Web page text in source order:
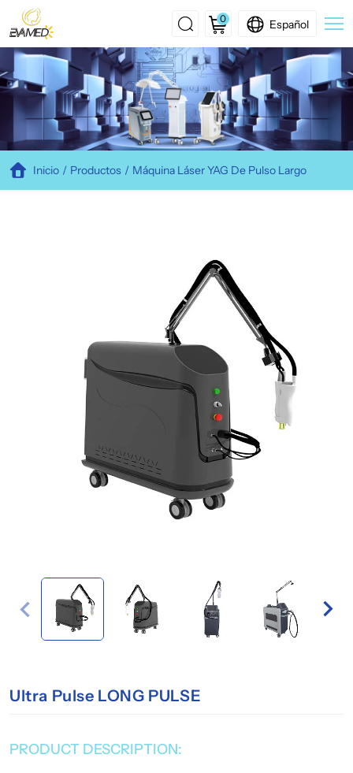
0 Español
Ultra
Pulse
LONG
PULSE
Inicio Productos Máquina Láser YAG De Pulso Largo
Ultra Pulse LONG PULSE
PRODUCT DESCRIPTION: